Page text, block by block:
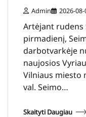
Admin 2026-
Artėjant rudens
pirmadienį,
darbotvarkėje
naujosios
Vilniaus miesto
val. Seimo…
Skaityti Daugiau